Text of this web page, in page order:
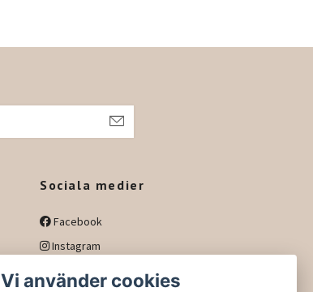
Sociala medier
Facebook
Instagram
Vi använder cookies